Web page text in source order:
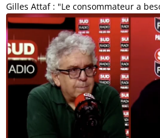
Gilles Attaf : "Le consommateur a